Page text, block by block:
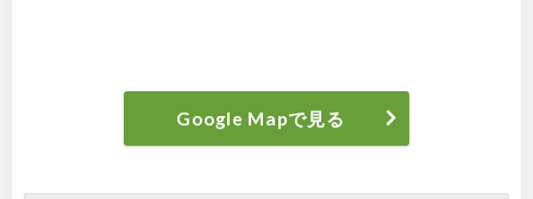
Google Mapで見る